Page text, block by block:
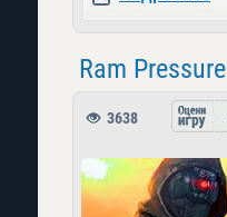
Ram Pressure
3638